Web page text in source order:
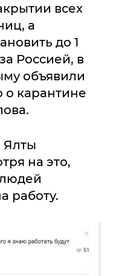
всех
а
до 1
Россией, в
объявили
карантине
Ялты
на это,
работу.